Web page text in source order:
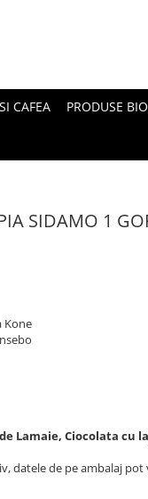
CAFEA PRODUSE BIO
SIDAMO 1
Kone
Lamaie, Ciocolata cu
datele de pe ambalaj